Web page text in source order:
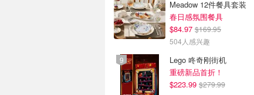
Meadow 12件餐具套装
春日感氛围餐具
$84.97 $169.95
504人感兴趣
Lego 咚奇刚街机
重磅新品首折！
$223.99 $279.99